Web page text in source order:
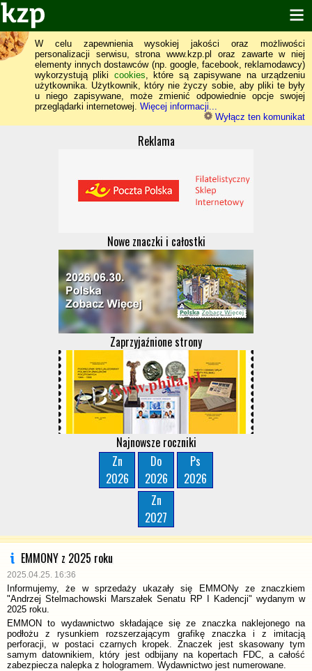
W celu zapewnienia wysokiej jakości oraz możliwości
personalizacji serwisu, strona www.kzp.pl oraz zawarte w niej
elementy innych dostawców (np. google, facebook, reklamodawcy)
wykorzystują pliki cookies, które są zapisywane na urządzeniu
użytkownika. Użytkownik, który nie życzy sobie, aby pliki te były
u niego zapisywane, może zmienić odpowiednie opcje swojej
przeglądarki internetowej. Więcej informacji...
Wyłącz ten komunikat
Reklama
Nowe znaczki i całostki
Zaprzyjaźnione strony
Najnowsze roczniki
Zn
2026
Do
2026
Ps
2026
Zn
2027
EMMONY z 2025 roku
2025.04.25. 16:36
Informujemy, że w sprzedaży ukazały się EMMONy ze znaczkiem
"Andrzej Stelmachowski Marszałek Senatu RP I Kadencji" wydanym w
2025 roku.
EMMON to wydawnictwo składające się ze znaczka naklejonego na
podłożu z rysunkiem rozszerzającym grafikę znaczka i z imitacją
perforacji, w postaci czarnych kropek. Znaczek jest skasowany tym
samym datownikiem, który jest odbijany na kopertach FDC, a całość
zabezpiecza nalepka z hologramem. Wydawnictwo jest numerowane.